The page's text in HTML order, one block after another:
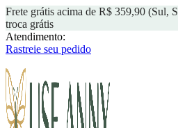
Frete grátis acima de R$ 359,90 (Sul,
troca grátis
Atendimento:
Rastreie seu pedido